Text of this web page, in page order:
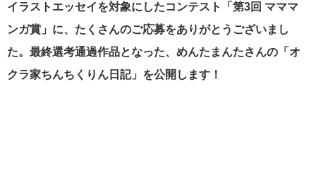
イラストエッセイを対象にしたコンテスト「 第3回 マママ
ンガ賞」に、たくさんのご応募をありがとうございまし
た。最終選考通過作品となった、めんたまんたさんの「オ
クラ家ちんちくりん日記」 を公開します！